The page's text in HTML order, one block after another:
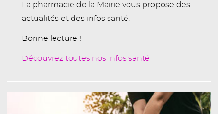
La pharmacie de la Mairie vous propose des
actualités et des infos santé.
Bonne lecture !
Découvrez toutes nos infos santé